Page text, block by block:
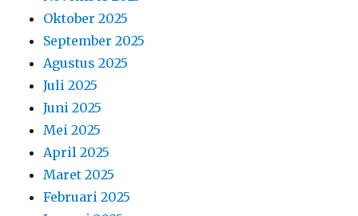
Oktober 2025
September 2025
Agustus 2025
Juli 2025
Juni 2025
Mei 2025
April 2025
Maret 2025
Februari 2025